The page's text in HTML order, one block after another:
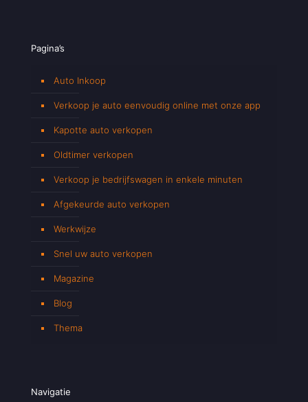
Pagina’s
Auto Inkoop
Verkoop je auto eenvoudig online met onze app
Kapotte auto verkopen
Oldtimer verkopen
Verkoop je bedrijfswagen in enkele minuten
Afgekeurde auto verkopen
Werkwijze
Snel uw auto verkopen
Magazine
Blog
Thema
Navigatie